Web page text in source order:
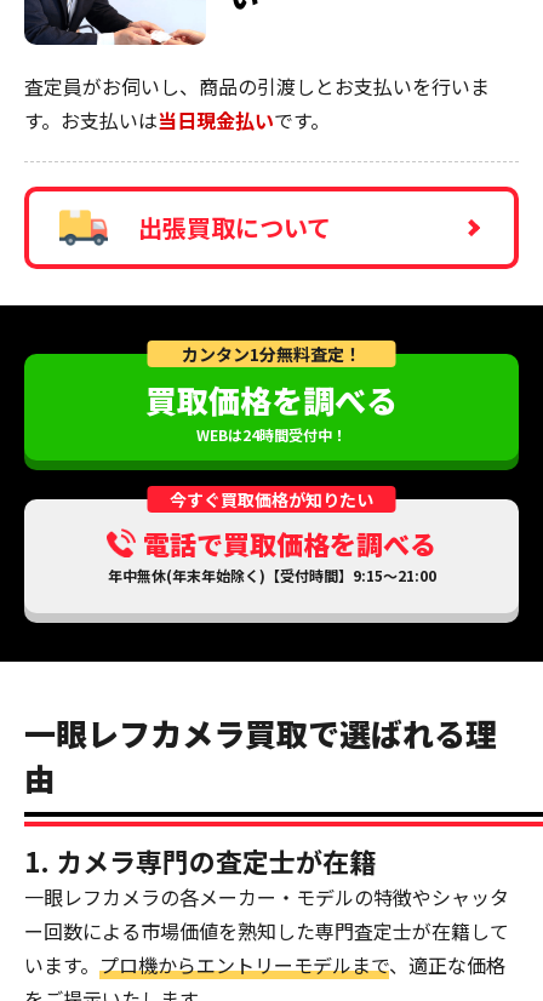
査定員がお伺いし、商品の引渡しとお支払いを行いま
す。お支払いは当日現金払いです。
出張買取について
カンタン1分無料査定！
買取価格を調べる
WEBは24時間受付中！
今すぐ買取価格が知りたい
電話で買取価格を調べる
年中無休(年末年始除く)【受付時間】9:15～21:00
一眼レフカメラ買取で選ばれる理
由
1. カメラ専門の査定士が在籍
一眼レフカメラの各メーカー・モデルの特徴やシャッタ
ー回数による市場価値を熟知した専門査定士が在籍して
います。 プロ機からエントリーモデルまで、適正な価格